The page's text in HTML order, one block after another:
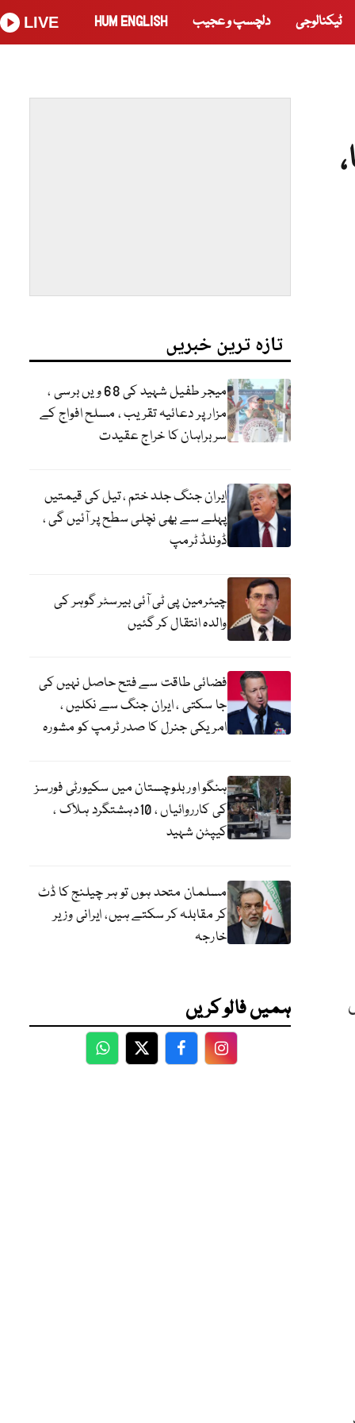
ٹیکنالوجی دلچسپ و عجیب HUM ENGLISH
LIVE
تازہ ترین خبریں
میجر طفیل شہید کی 68 ویں برسی ،
مزار پر دعائیہ تقریب ، مسلح افواج کے
سربراہان کا خراج عقیدت
ایران جنگ جلد ختم ، تیل کی قیمتیں
پہلے سے بھی نچلی سطح پر آئیں گی ،
ڈونلڈ ٹرمپ
چیئرمین پی ٹی آئی بیرسٹر گوہر کی
والدہ انتقال کر گئیں
فضائی طاقت سے فتح حاصل نہیں کی
جا سکتی ، ایران جنگ سے نکلیں ،
امریکی جنرل کا صدر ٹرمپ کو مشورہ
ہنگو اور بلوچستان میں سکیورٹی فورسز
کی کارروائیاں ، 10دہشتگرد ہلاک ،
کیپٹن شہید
مسلمان متحد ہوں تو ہر چیلنج کا ڈٹ
کر مقابلہ کر سکتے ہیں، ایرانی وزیر
خارجہ
ہمیں فالو کریں
WhatsApp
TwitterFacebookFacebook